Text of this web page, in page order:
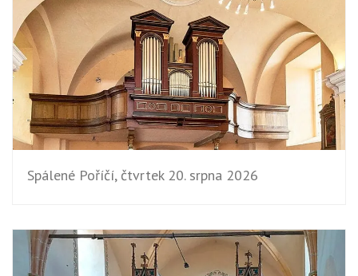
Spálené Poříčí, čtvrtek 20. srpna 2026